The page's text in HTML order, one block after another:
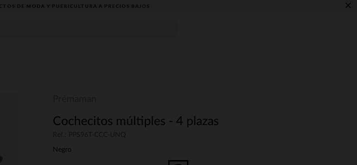
DE MODA Y PUERICULTURA A PRECIOS BAJOS ×
Cochecitos múltiples - 4 plazas
Negro